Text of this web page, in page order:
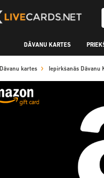
DĀVANU KARTES
Dāvanu kartes Iepirkšanās Dāvanu